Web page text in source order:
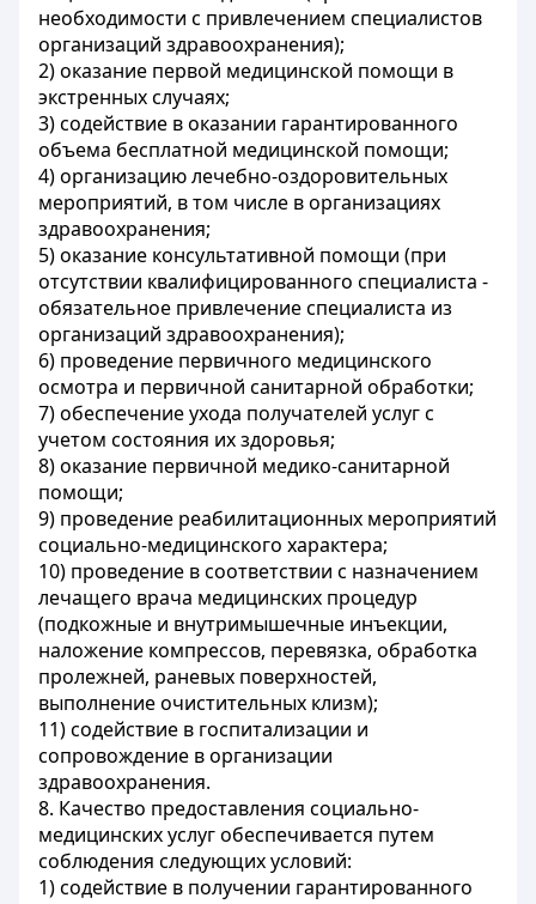
необходимости с привлечением специалистов
организаций здравоохранения);
2) оказание первой медицинской помощи в
экстренных случаях;
3) содействие в оказании гарантированного
объема бесплатной медицинской помощи;
4) организацию лечебно-оздоровительных
мероприятий, в том числе в организациях
здравоохранения;
5) оказание консультативной помощи (при
отсутствии квалифицированного специалиста -
обязательное привлечение специалиста из
организаций здравоохранения);
6) проведение первичного медицинского
осмотра и первичной санитарной обработки;
7) обеспечение ухода получателей услуг с
учетом состояния их здоровья;
8) оказание первичной медико-санитарной
помощи;
9) проведение реабилитационных мероприятий
социально-медицинского характера;
10) проведение в соответствии с назначением
лечащего врача медицинских процедур
(подкожные и внутримышечные инъекции,
наложение компрессов, перевязка, обработка
пролежней, раневых поверхностей,
выполнение очистительных клизм);
11) содействие в госпитализации и
сопровождение в организации
здравоохранения.
8. Качество предоставления социально-
медицинских услуг обеспечивается путем
соблюдения следующих условий:
1) содействие в получении гарантированного